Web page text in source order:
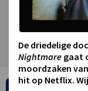
De driedelige
Nightmare gaat
moordzaken
hit op Netflix.